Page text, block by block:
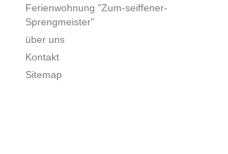
Ferienwohnung "Zum-seiffener-
Sprengmeister"
über uns
Kontakt
Sitemap